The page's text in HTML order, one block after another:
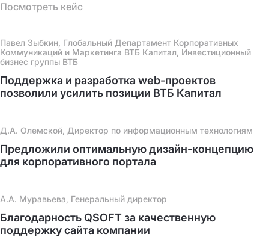
Посмотреть кейс
Павел Зыбкин, Глобальный Департамент Корпоративных
Коммуникаций и Маркетинга ВТБ Капитал, Инвестиционный
бизнес группы ВТБ
Поддержка и разработка web-проектов
позволили усилить позиции ВТБ Капитал
Д.А. Олемской, Директор по информационным технологиям
Предложили оптимальную дизайн-концепцию
для корпоративного портала
А.А. Муравьева, Генеральный директор
Благодарность QSOFT за качественную
поддержку сайта компании